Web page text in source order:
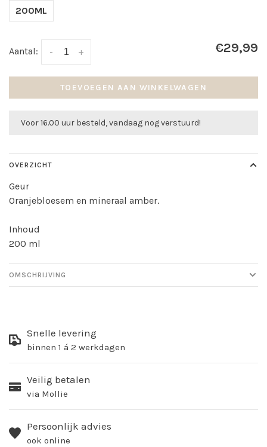
200ML
Aantal: +
- €29,99
TOEVOEGEN AAN WINKELWAGEN
Voor 16.00 uur besteld, vandaag nog verstuurd!
OVERZICHT
Geur
Oranjebloesem en mineraal amber.
Inhoud
200 ml
OMSCHRIJVING
Snelle levering
binnen 1 á 2 werkdagen
Veilig betalen
via Mollie
Persoonlijk advies
ook online